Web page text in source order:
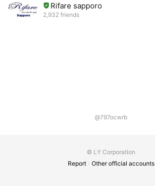
Rifare sapporo
2,932 friends
@797ocwrb
© LY Corporation
Report
Other official accounts